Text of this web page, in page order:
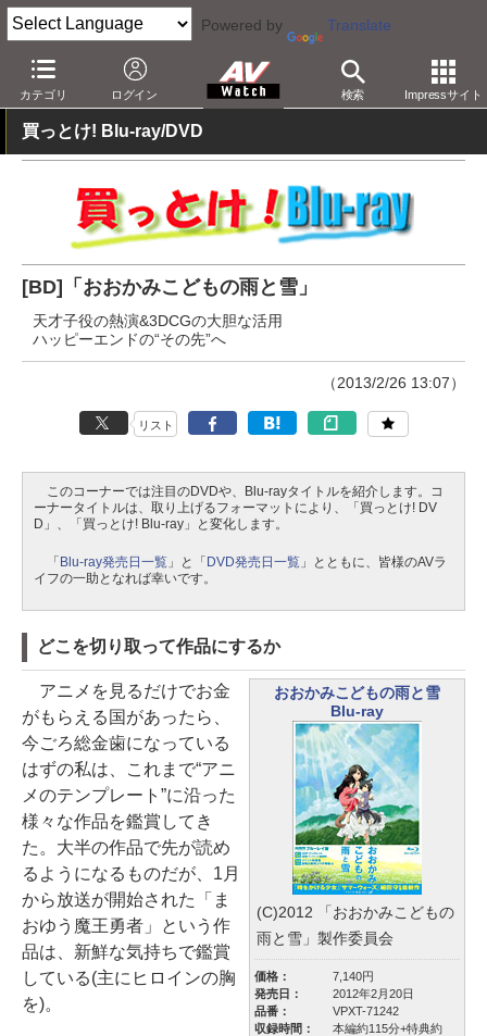
Powered by Translate
カテゴリ ログイン 検索 Impressサイト
AV Watch コンテンツ・サービス BD/DVD
買っとけ! Blu-ray/DVD
[BD]「おおかみこどもの雨と雪」
天才子役の熱演&3DCGの大胆な活用
ハッピーエンドの“その先”へ
（2013/2/26 13:07）
リスト
このコーナーでは注目のDVDや、Blu-rayタイトルを紹介します。コ
ーナータイトルは、取り上げるフォーマットにより、「買っとけ! DV
D」、「買っとけ! Blu-ray」と変化します。
「 Blu-ray発売日一覧」と「 DVD発売日一覧」とともに、皆様のAVラ
イフの一助となれば幸いです。
どこを切り取って作品にするか
おおかみこどもの雨と雪
Blu-ray
(C)2012 「おおかみこどもの
雨と雪」製作委員会
価格：
7,140円
発売日：
2012年2月20日
品番：
VPXT-71242
収録時間：
本編約115分+特典約
アニメを見るだけでお金
がもらえる国があったら、
今ごろ総金歯になっている
はずの私は、これまで“アニ
メのテンプレート”に沿った
様々な作品を鑑賞してき
た。大半の作品で先が読め
るようになるものだが、1月
から放送が開始された「ま
おゆう魔王勇者」という作
品は、新鮮な気持ちで鑑賞
している(主にヒロインの胸
を)。